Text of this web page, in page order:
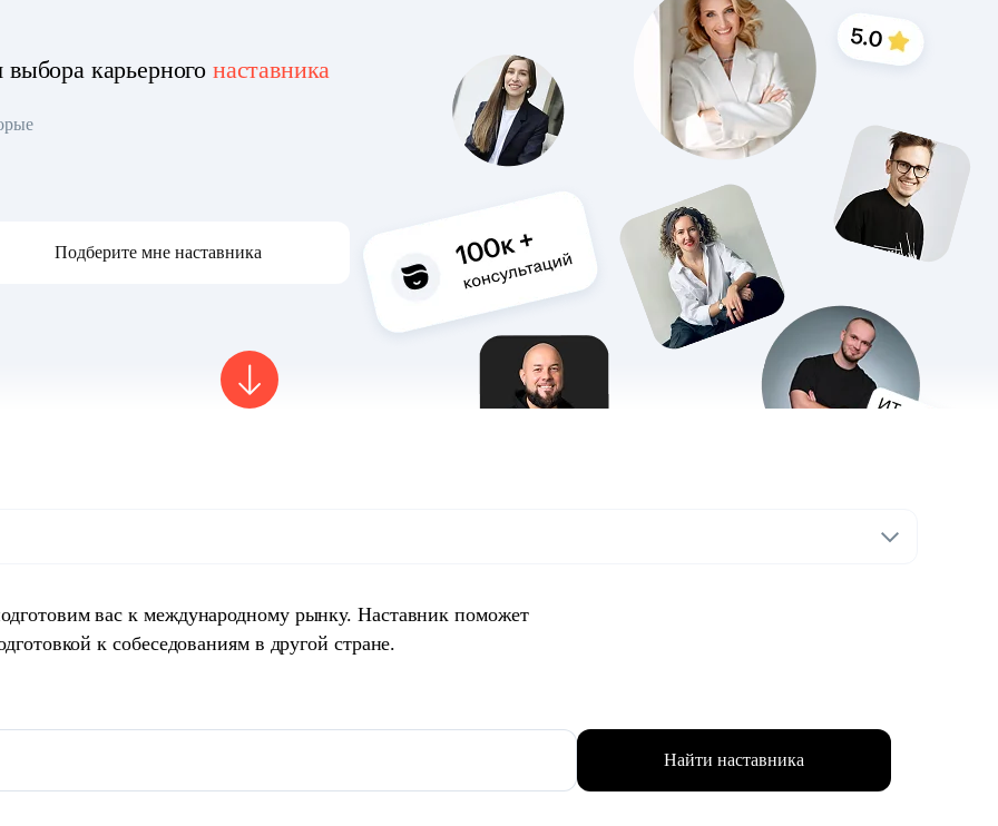
карьерного наставника
Подберите мне наставника
вас к международному рынку. Наставник поможет
к собеседованиям в другой стране.
Найти наставника